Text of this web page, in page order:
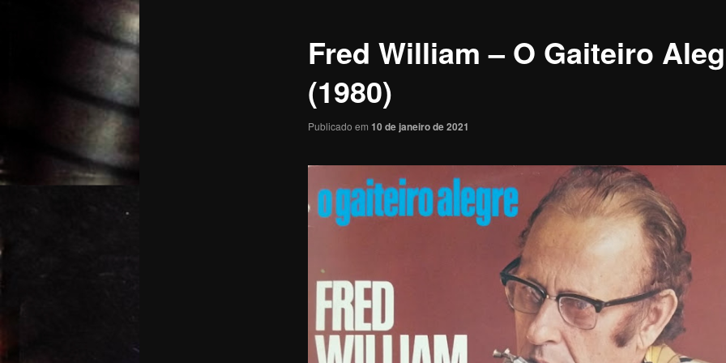
Fred William – O Gaiteiro
(1980)
Publicado em 10 de janeiro de 2021